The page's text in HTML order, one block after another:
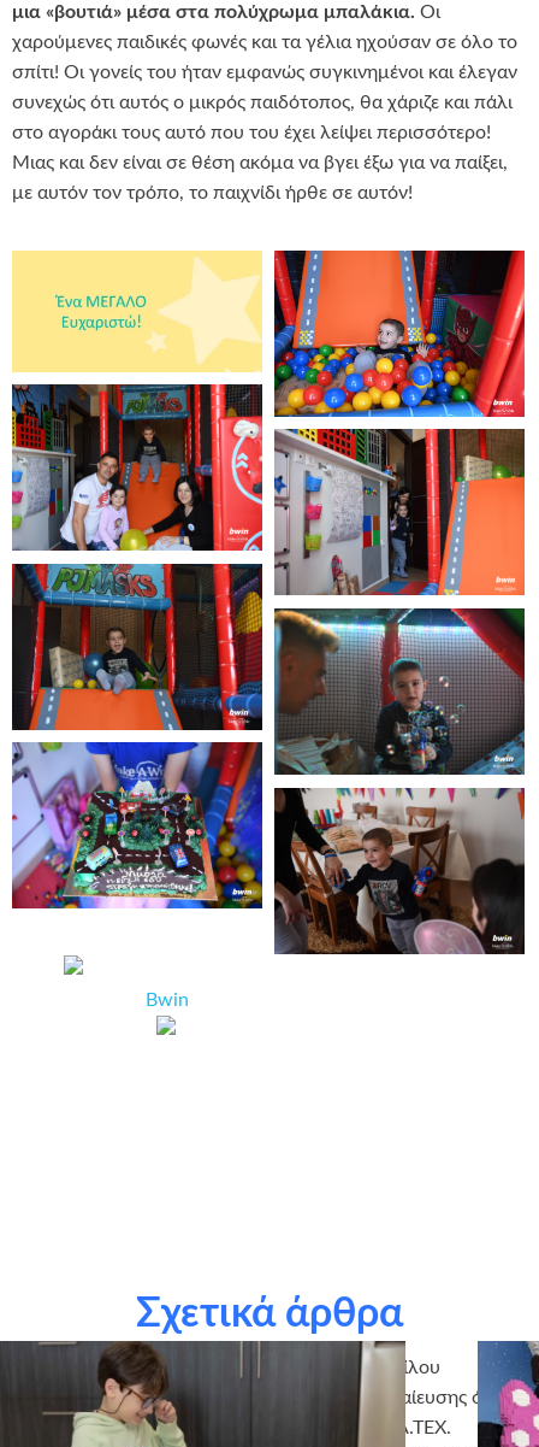
μια «βουτιά» μέσα στα πολύχρωμα μπαλάκια. Οι
χαρούμενες παιδικές φωνές και τα γέλια ηχούσαν σε όλο το
σπίτι! Οι γονείς του ήταν εμφανώς συγκινημένοι και έλεγαν
συνεχώς ότι αυτός ο μικρός παιδότοπος, θα χάριζε και πάλι
στο αγοράκι τους αυτό που του έχει λείψει περισσότερο!
Μιας και δεν είναι σε θέση ακόμα να βγει έξω για να παίξει,
με αυτόν τον τρόπο, το παιχνίδι ήρθε σε αυτόν!
Bwin
Μπομποτσιάρης, Ζαχαροπλαστείο Fresh Αιγίου
Ευχαριστούμε πάρα πολύ τις εταιρείες του Ομίλου
ΕΛΛΑΚΤΩΡ για την υιοθεσία του σταδίου εκμαίευσης όλων
των Ευχών για το 2019 (ΑΚΤΩΡ, ΗΛΕΚΤΩΡ, ΕΛ.ΤΕΧ.
Σχετικά άρθρα